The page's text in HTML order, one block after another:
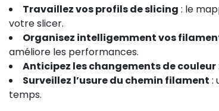
Travaillez vos profils de slicing : le
votre slicer.
Organisez intelligemment vos
améliore les performances.
Anticipez les changements de couleur
Surveillez l’usure du chemin filament :
temps.